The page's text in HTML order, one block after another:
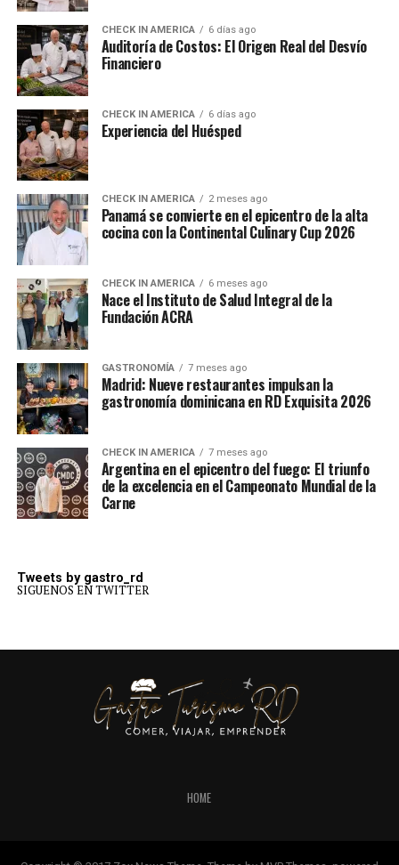
CHECK IN AMERICA 6 días ago
Auditoría de Costos: El Origen Real del Desvío
Financiero
CHECK IN AMERICA 6 días ago
Experiencia del Huésped
CHECK IN AMERICA 2 meses ago
Panamá se convierte en el epicentro de la alta
cocina con la Continental Culinary Cup 2026
CHECK IN AMERICA 6 meses ago
Nace el Instituto de Salud Integral de la
Fundación ACRA
GASTRONOMÍA 7 meses ago
Madrid: Nueve restaurantes impulsan la
gastronomía dominicana en RD Exquisita 2026
CHECK IN AMERICA 7 meses ago
Argentina en el epicentro del fuego: El triunfo
de la excelencia en el Campeonato Mundial de la
Carne
Tweets by gastro_rd
SIGUENOS EN TWITTER
HOME